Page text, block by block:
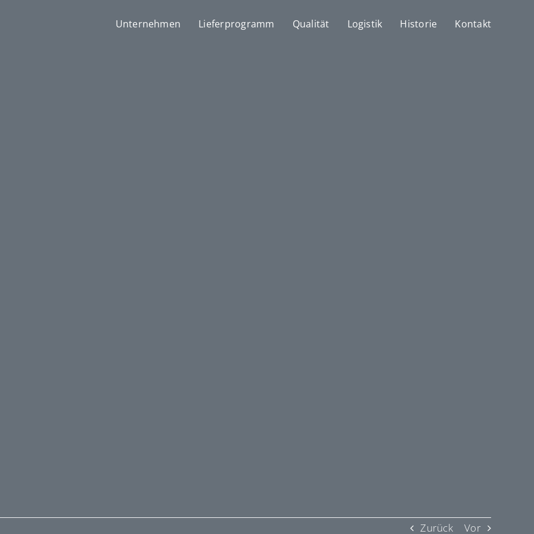
Unternehmen Lieferprogramm Qualität Logistik Historie Kontakt
Zurück Vor